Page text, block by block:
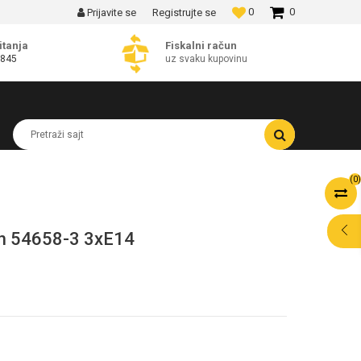
MOGUĆNOST BESPLATNE ISPORUKE! 0
0
Prijavite se Registrujte se
Fiskalni račun
uz svaku kupovinu
Pretraži sajt
(0)
54658-3 3xE14